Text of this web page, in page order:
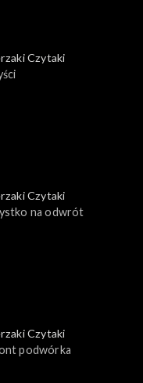
Czytaki
Czytaki
na odwrót
Czytaki
podwórka